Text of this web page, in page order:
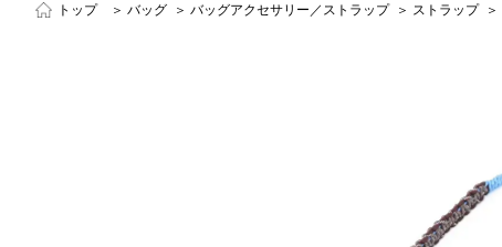
トップ ＞ バッグ ＞ バッグアクセサリー／ストラップ ＞ ストラップ ＞